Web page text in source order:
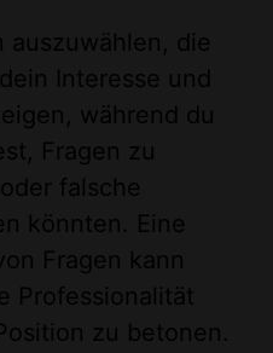
auszuwählen, die
Interesse und
während du
Fragen zu
falsche
könnten. Eine
Fragen kann
Professionalität
zu betonen.